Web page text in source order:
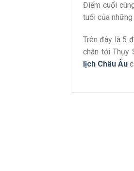
Điểm cuối
tuổi của
Trên đây là 5
chân tới Thụy
lịch Châu Âu